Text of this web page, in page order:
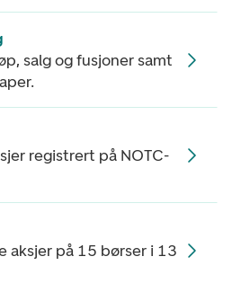
salg og fusjoner samt
registrert på NOTC-
aksjer på 15 børser i 13